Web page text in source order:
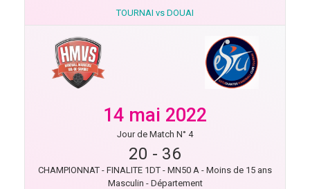
TOURNAI vs DOUAI
14 mai 2022
Jour de Match N° 4
20 - 36
CHAMPIONNAT - FINALITE 1DT - MN50 A - Moins de 15 ans
Masculin - Département